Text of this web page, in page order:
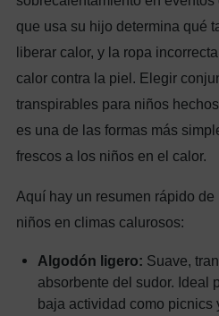
que usa su hijo determina qué
liberar calor, y la ropa
calor contra la piel. Elegir
transpirables para niños
es una de las formas más
frescos a los niños en el calor.
Aquí hay un resumen rápido
niños en climas calurosos:
Algodón ligero: Suave,
absorbente del sudor. Ideal
baja actividad como picnics